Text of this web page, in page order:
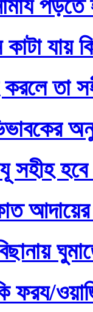
পড়তে
যায়
করলে তা
সহীহ
ফরয/